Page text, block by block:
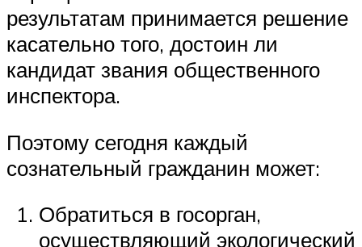
результатам принимается решение
касательно того, достоин ли
кандидат звания общественного
инспектора.
Поэтому сегодня каждый
сознательный гражданин может:
Обратиться в госорган,
осуществляющий экологический